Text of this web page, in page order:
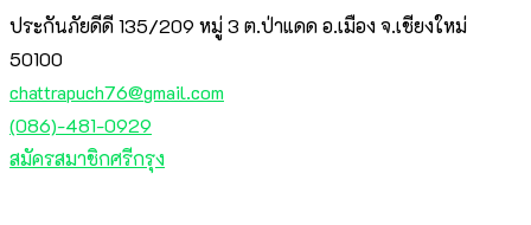
ประกันภัยดีดี 135/209 หมู่ 3 ต.ป่าแดด อ.เมือง จ.เชียงใหม่
50100
chattrapuch76@gmail.com
(086)-481-0929
สมัครสมาชิกศรีกรุง